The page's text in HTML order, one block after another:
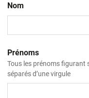
Nom
Prénoms
Tous les prénoms figurant
séparés d’une virgule